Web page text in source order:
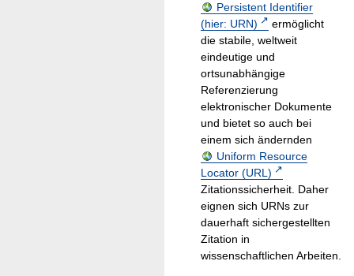
Persistent Identifier
(hier: URN)
ermöglicht
die stabile, weltweit
eindeutige und
ortsunabhängige
Referenzierung
elektronischer Dokumente
und bietet so auch bei
einem sich ändernden
Uniform Resource
Locator (URL)
Zitationssicherheit. Daher
eignen sich URNs zur
dauerhaft sichergestellten
Zitation in
wissenschaftlichen Arbeiten.